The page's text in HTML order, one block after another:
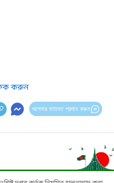
করুন
আপনার মতামত প্রদান করুন